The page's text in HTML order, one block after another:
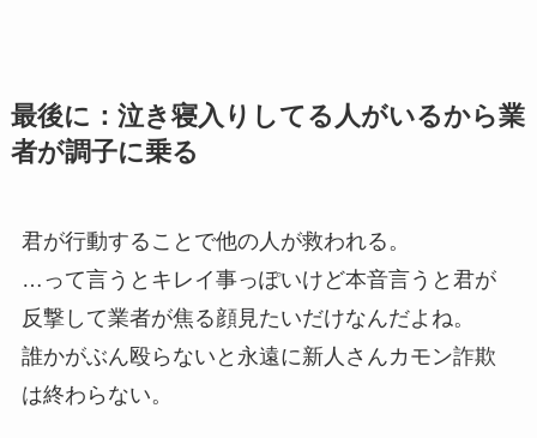
最後に：泣き寝入りしてる人がいるから業
者が調子に乗る
君が行動することで他の人が救われる。
…って言うとキレイ事っぽいけど本音言うと君が
反撃して業者が焦る顔見たいだけなんだよね。
誰かがぶん殴らないと永遠に新人さんカモン詐欺
は終わらない。